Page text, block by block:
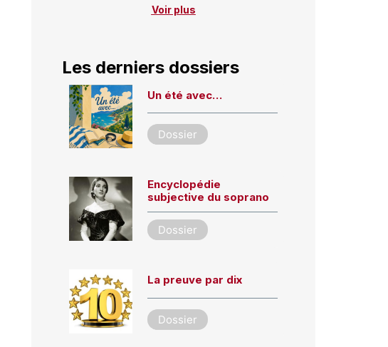
Voir plus
Les derniers dossiers
Un été avec…
Dossier
Encyclopédie
subjective du soprano
Dossier
La preuve par dix
Dossier